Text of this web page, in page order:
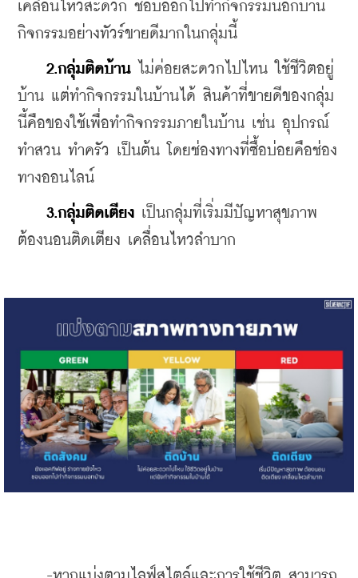
เคลื่อนไหวสะดวก ชอบออกไปทำกิจกรรมนอกบ้าน
กิจกรรมอย่างทัวร์ขายดีมากในกลุ่มนี้
2.กลุ่มติดบ้าน ไม่ค่อยสะดวกไปไหน ใช้ชีวิตอยู่
บ้าน แต่ทำกิจกรรมในบ้านได้ สินค้าที่ขายดีของกลุ่ม
นี้คือของใช้เพื่อทำกิจกรรมภายในบ้าน เช่น อุปกรณ์
ทำสวน ทำครัว เป็นต้น โดยช่องทางที่ซื้อบ่อยคือช่อง
ทางออนไลน์
3.กลุ่มติดเตียง เป็นกลุ่มที่เริ่มมีปัญหาสุขภาพ
ต้องนอนติดเตียง เคลื่อนไหวลำบาก